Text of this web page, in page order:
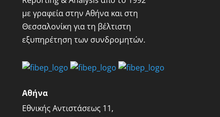
με γραφεία στην Αθήνα και στη
Θεσσαλονίκη για τη βέλτιστη
εξυπηρέτηση των συνδρομητών.
Αθήνα
Εθνικής Αντιστάσεως 11,